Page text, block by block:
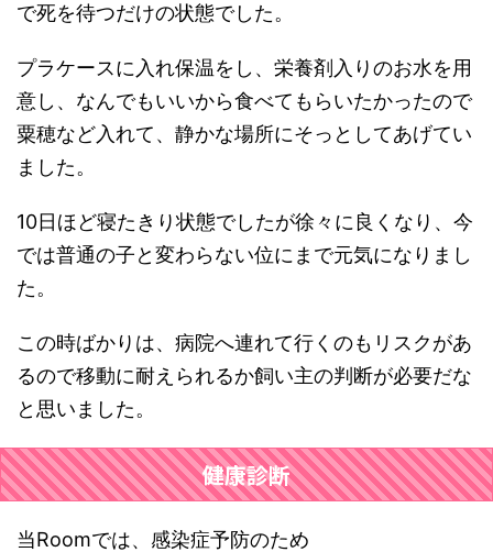
で死を待つだけの状態でした。
プラケースに入れ保温をし、栄養剤入りのお水を用
意し、なんでもいいから食べてもらいたかったので
粟穂など入れて、静かな場所にそっとしてあげてい
ました。
10日ほど寝たきり状態でしたが徐々に良くなり、今
では普通の子と変わらない位にまで元気になりまし
た。
この時ばかりは、病院へ連れて行くのもリスクがあ
るので移動に耐えられるか飼い主の判断が必要だな
と思いました。
健康診断
当Roomでは、感染症予防のため